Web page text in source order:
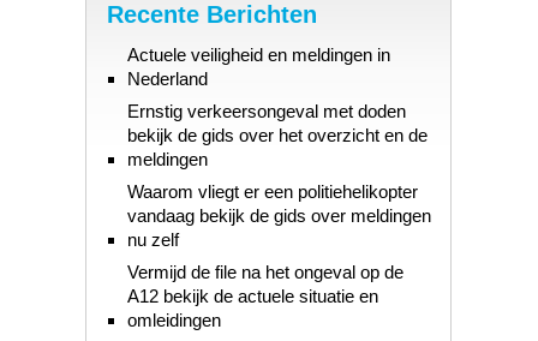
Recente Berichten
Actuele veiligheid en meldingen in
Nederland
Ernstig verkeersongeval met doden
bekijk de gids over het overzicht en de
meldingen
Waarom vliegt er een politiehelikopter
vandaag bekijk de gids over meldingen
nu zelf
Vermijd de file na het ongeval op de
A12 bekijk de actuele situatie en
omleidingen